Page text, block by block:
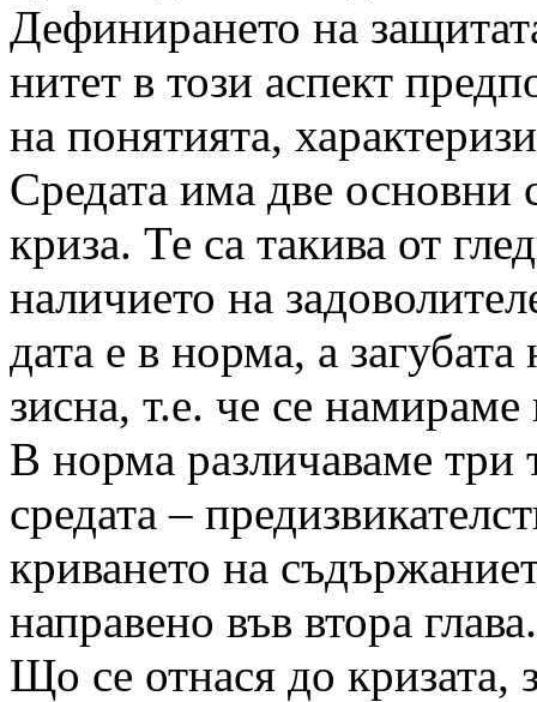
Дефинирането на
нитет в този аспект
на понятията,
Средата има две основни
криза. Те са такива от
наличието на
дата е в норма, а
зисна, т.е. че се намираме
В норма различаваме три
средата –
криването на
направено във втора глава.
Що се отнася до кризата,